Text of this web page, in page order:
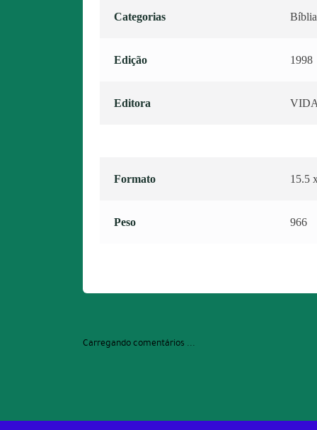
Categorias
Edição 1998
Editora
Formato 15.5
Peso 966
Carregando comentários ...